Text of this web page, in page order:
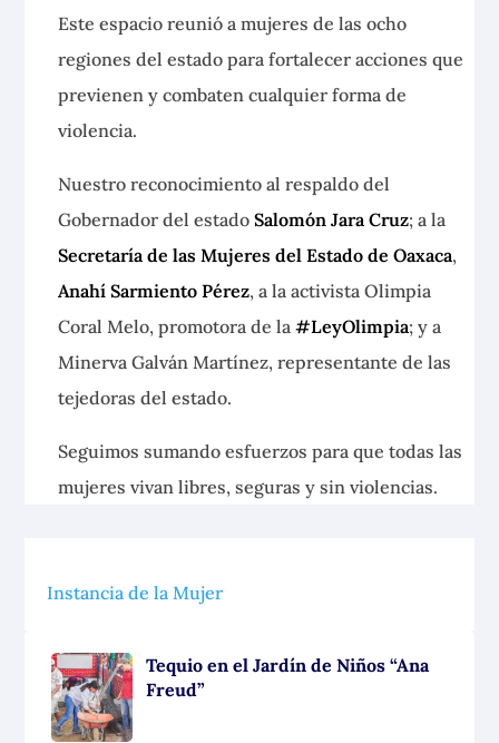
Este espacio reunió a mujeres de las ocho
regiones del estado para fortalecer acciones que
previenen y combaten cualquier forma de
violencia.
Nuestro reconocimiento al respaldo del
Gobernador del estadoSalomón Jara Cruz; a la
Secretaría de las Mujeres del Estado de Oaxaca,
Anahí Sarmiento Pérez, a la activista Olimpia
Coral Melo, promotora de la#LeyOlimpia; y a
Minerva Galván Martínez, representante de las
tejedoras del estado.
Seguimos sumando esfuerzos para que todas las
mujeres vivan libres, seguras y sin violencias.
Instancia de la Mujer
Tequio en el Jardín de Niños “Ana
Freud”